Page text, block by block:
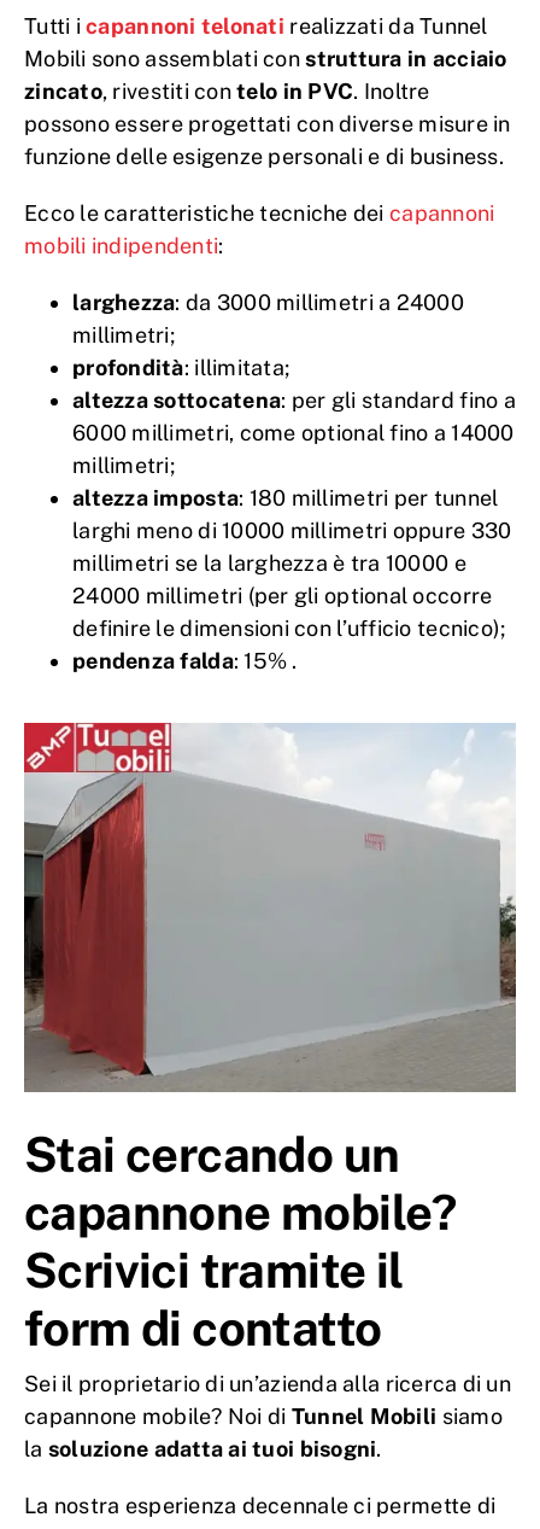
Tutti icapannoni telonati realizzati da Tunnel
Mobili sono assemblati construttura in acciaio
zincato, rivestiti contelo in PVC. Inoltre
possono essere progettati con diverse misure in
funzione delle esigenze personali e di business.
Ecco le caratteristiche tecniche dei capannoni
mobili indipendenti:
larghezza: da 3000 millimetri a 24000
millimetri;
profondità: illimitata;
altezza sottocatena: per gli standard fino a
6000 millimetri, come optional fino a 14000
millimetri;
altezza imposta: 180 millimetri per tunnel
larghi meno di 10000 millimetri oppure 330
millimetri se la larghezza è tra 10000 e
24000 millimetri (per gli optional occorre
definire le dimensioni con l’ufficio tecnico);
pendenza falda: 15% .
Stai cercando un
capannone mobile?
Scrivici tramite il
form di contatto
Sei il proprietario di un’azienda alla ricerca di un
capannone mobile? Noi di Tunnel Mobili siamo
la soluzione adatta ai tuoi bisogni.
La nostra esperienza decennale ci permette di